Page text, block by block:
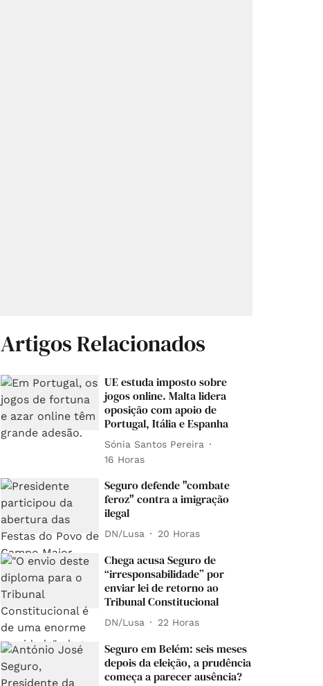
Artigos Relacionados
UE estuda imposto sobre
jogos online. Malta lidera
oposição com apoio de
Portugal, Itália e Espanha
Sónia Santos Pereira
16 Horas
Seguro defende "combate
feroz" contra a imigração
ilegal
DN/Lusa 20 Horas
Chega acusa Seguro de
“irresponsabilidade” por
enviar lei de retorno ao
Tribunal Constitucional
DN/Lusa 22 Horas
Seguro em Belém: seis meses
depois da eleição, a prudência
começa a parecer ausência?